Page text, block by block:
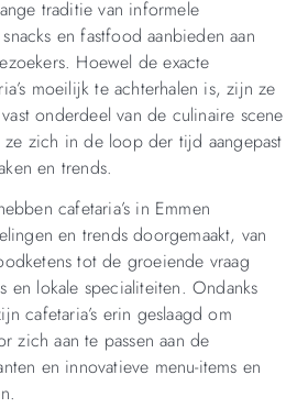
traditie van informele
en fastfood aanbieden aan
Hoewel de exacte
moeilijk te achterhalen is, zijn ze
onderdeel van de culinaire scene
ze zich in de loop der tijd aangepast
en trends.
cafetaria’s in Emmen
en trends doorgemaakt, van
tot de groeiende vraag
en lokale specialiteiten. Ondanks
cafetaria’s erin geslaagd om
zich aan te passen aan de
en innovatieve menu-items en